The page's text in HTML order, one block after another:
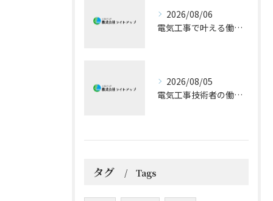
2026/08/06
電気工事で叶える働きやすい環境とキャリア形成
2026/08/05
電気工事技術者の働きやすさと成長戦略
タグ Tags